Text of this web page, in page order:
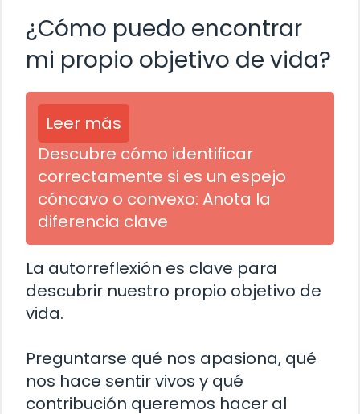
¿Cómo puedo encontrar
mi propio objetivo de vida?
Leer más
Descubre cómo identificar
correctamente si es un espejo
cóncavo o convexo: Anota la
diferencia clave
La autorreflexión es clave para
descubrir nuestro propio objetivo de
vida.
Preguntarse qué nos apasiona, qué
nos hace sentir vivos y qué
contribución queremos hacer al